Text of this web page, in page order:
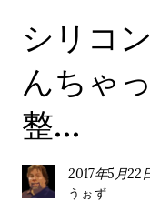
シリコ
んちゃ
整…
2017年5月22
うぉず